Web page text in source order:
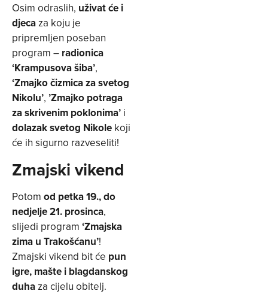
Osim odraslih, uživat će i
djecaza koju je
pripremljen poseban
program – radionica
‘Krampusova šiba’,
‘Zmajko čizmica za svetog
Nikolu’, ’Zmajko potraga
za skrivenim poklonima’ i
dolazak svetog Nikole koji
će ih sigurno razveseliti!
Zmajski vikend
Potom od petka 19., do
nedjelje 21. prosinca,
slijedi program ‘Zmajska
zima u Trakošćanu’!
Zmajski vikend bit će pun
igre, mašte i blagdanskog
duhaza cijelu obitelj.